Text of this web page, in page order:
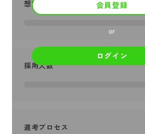
会員登録
or
ログイン
想定年収
採用人数
選考プロセス